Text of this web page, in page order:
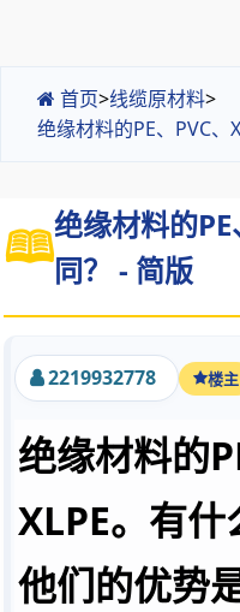
首页>线缆原材料>
绝缘材料的PE、PVC、
绝缘材料的
同？ - 简版
2219932778 楼主
绝缘材料的
XLPE。有什
他们的优势